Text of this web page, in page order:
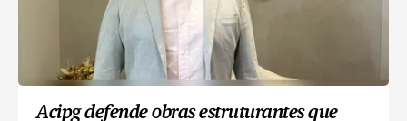
Acipg defende obras estruturantes que